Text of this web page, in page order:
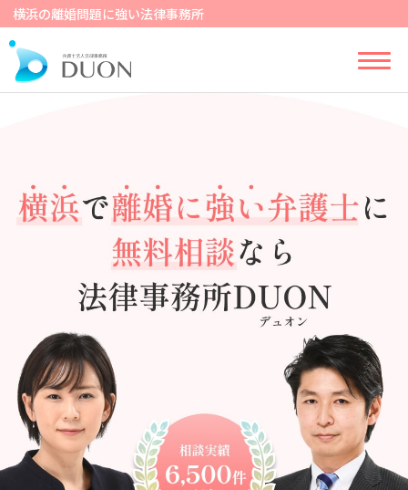
横浜の離婚問題に強い法律事務所